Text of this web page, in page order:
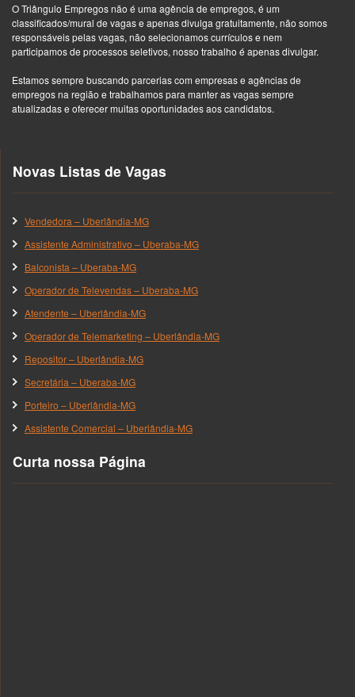
O Triângulo Empregos não é uma agência de empregos, é um
classificados/mural de vagas e apenas divulga gratuitamente, não somos
responsáveis pelas vagas, não selecionamos currículos e nem
participamos de processos seletivos, nosso trabalho é apenas divulgar.
Estamos sempre buscando parcerias com empresas e agências de
empregos na região e trabalhamos para manter as vagas sempre
atualizadas e oferecer muitas oportunidades aos candidatos.
Novas Listas de Vagas
Vendedora – Uberlândia-MG
Assistente Administrativo – Uberaba-MG
Balconista – Uberaba-MG
Operador de Televendas – Uberaba-MG
Atendente – Uberlândia-MG
Operador de Telemarketing – Uberlândia-MG
Repositor – Uberlândia-MG
Secretária – Uberaba-MG
Porteiro – Uberlândia-MG
Assistente Comercial – Uberlândia-MG
Curta nossa Página